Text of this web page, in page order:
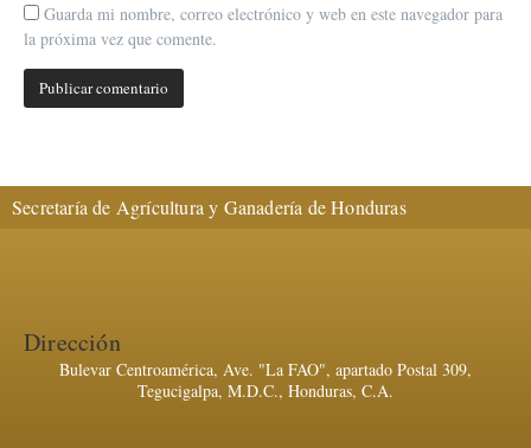
Guarda mi nombre, correo electrónico y web en este navegador para
la próxima vez que comente.
Secretaría de Agrícultura y Ganadería de Honduras
Dirección
Bulevar Centroamérica, Ave. "La FAO", apartado Postal 309,
Tegucigalpa, M.D.C., Honduras, C.A.